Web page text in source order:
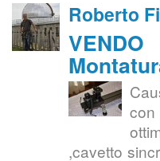
Roberto
,cavetto